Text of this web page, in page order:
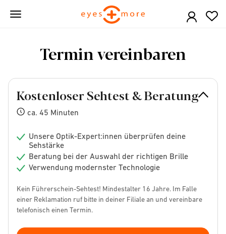
Skip
Termin vereinbaren
Kostenloser Sehtest & Beratung
ca. 45 Minuten
Unsere Optik-Expert:innen überprüfen deine
Sehstärke
Beratung bei der Auswahl der richtigen Brille
Verwendung modernster Technologie
Kein Führerschein-Sehtest! Mindestalter 16 Jahre. Im Falle
einer Reklamation ruf bitte in deiner Filiale an und vereinbare
telefonisch einen Termin.